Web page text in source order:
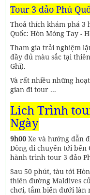
Tour 3 đảo Phú
Thoả thích khám phá 3
Quốc: Hòn Móng Tay -
Tham gia trải nghiệm
đầy đủ màu sắc tại
Ghì).
Và rất nhiều những
gian đi tour ...
Lịch Trình
Ngày
9h00 Xe và hướng dẫn
Đông di chuyển tới bến
hành trình tour 3 đảo
Sau 50 phút, tàu tới
thiên đường Maldives
chơi, tắm biển dưới làn